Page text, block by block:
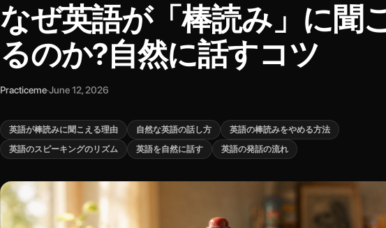
なぜ英語が「棒読み」に聞
るのか?自然に話すコツ
Practiceme·June 12, 2026
英語が棒読みに聞こえる理由 自然な英語の話し方
英語の棒読みをやめる方法
英語のスピーキングのリズム
英語を自然に話す 英語の発話の流れ